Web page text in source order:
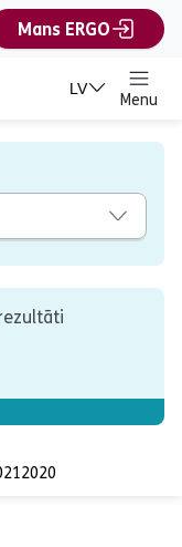
Mans ERGO
LV
Menu
2020